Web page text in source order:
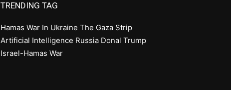
TRENDING TAG
Hamas War In Ukraine The Gaza Strip
Artificial Intelligence Russia Donal Trump
Israel-Hamas War